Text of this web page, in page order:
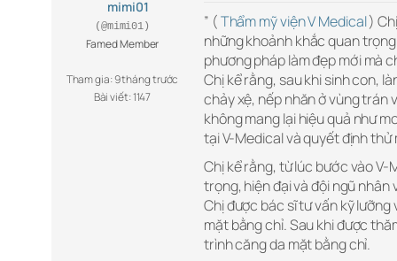
mimi01
(@mimi01)
Famed Member
Tham gia: 9 tháng trước
Bài viết: 1147
” (Thẩm mỹ viện V Medical)
những khoảnh khắc quan
phương pháp làm đẹp mới mà
Chị kể rằng, sau khi sinh con,
chảy xệ, nếp nhăn ở vùng trán
không mang lại hiệu quả như
tại V-Medical và quyết định thử
Chị kể rằng, từ lúc bước vào
trọng, hiện đại và đội ngũ
Chị được bác sĩ tư vấn kỹ
mặt bằng chỉ. Sau khi được
trình căng da mặt bằng chỉ.